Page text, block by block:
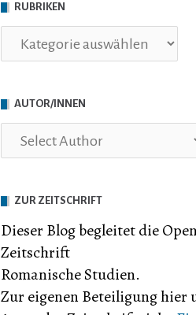
RUBRIKEN
Rubriken
AUTOR/INNEN
ZUR ZEITSCHRIFT
Dieser Blog begleitet die
Zeitschrift
Romanische Studien.
Zur eigenen Beteiligung hier